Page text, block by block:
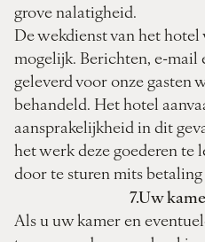
grove nalatigheid.
De ­wekdienst van het
mogelijk. Berichten, e-
geleverd voor onze gasten
behandeld. Het hotel
aansprakelijkheid in dit
het werk deze goederen te
door te sturen mits betaling
7.Uw
Als u uw kamer en